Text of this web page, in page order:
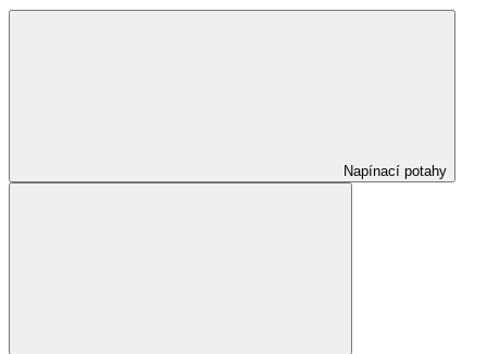
Napínací potahy